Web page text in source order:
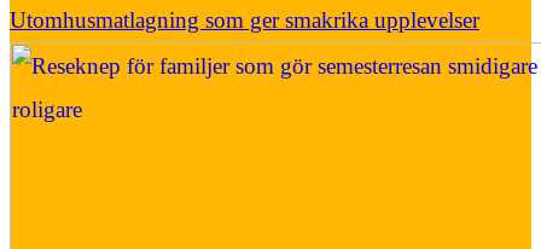
Utomhusmatlagning som ger smakrika upplevelser